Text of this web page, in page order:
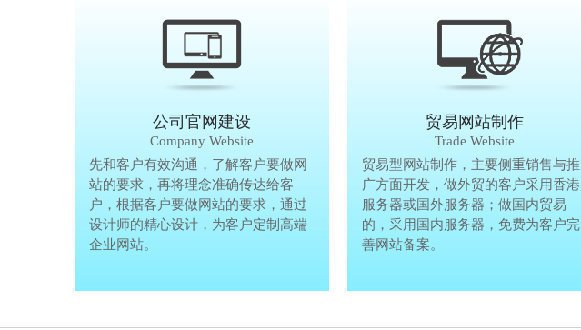
公司官网建设
Company Website
先和客户有效沟通，了解客户要做网
站的要求，再将理念准确传达给客
户，根据客户要做网站的要求，通过
设计师的精心设计，为客户定制高端
企业网站。
公司官网建设
Company Website
先和客户有效沟通，了解客户要做网
站的要求，再将理念准确传达给客
户，根据客户要做网站的要求，通过
设计师的精心设计，为客户定制高端
企业网站。
贸易网站制作
Trade Website
贸易型网站制作，主要侧重销售与推
广方面开发，做外贸的客户采用香港
服务器或国外服务器；做国内贸易
的，采用国内服务器，免费为客户完
善网站备案。